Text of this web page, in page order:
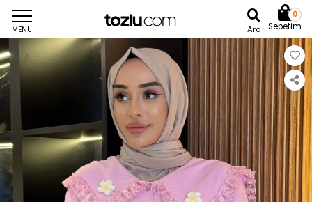
MENU Ara
0
Sepetim